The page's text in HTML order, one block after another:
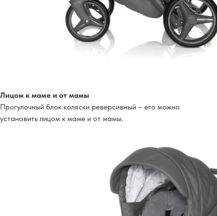
Лицом к маме и от мамы
Прогулочный блок коляски реверсивный – его можно
установить лицом к маме и от мамы.